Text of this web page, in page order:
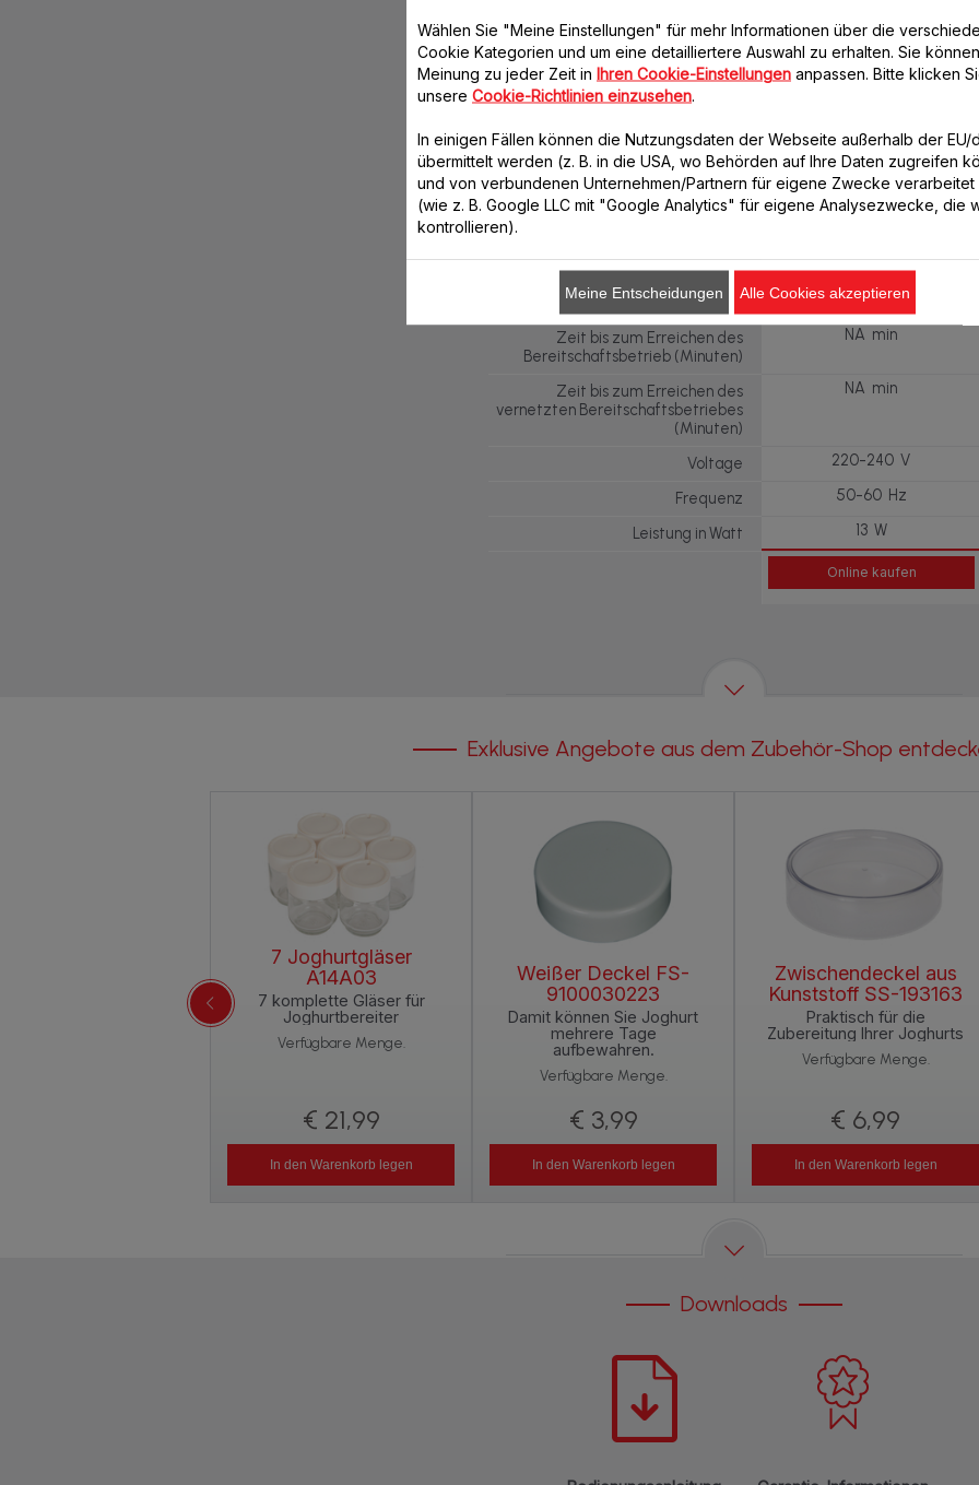
Spülmaschinengeeignet - Details
Gläser und Deckel
Farben
Rot & Weiß
(W)
Energieverbrauch -
Bereitschaftsbetriebes (W)
NA W
Zeit bis zum Erreichen des Aus-
Zustandes (Minuten)
Zeit bis zum Erreichen des
Bereitschaftsbetrieb (Minuten)
NA min
Zeit bis zum Erreichen des
vernetzten Bereitschaftsbetriebes
(Minuten)
NA min
Voltage
220-240 V
Frequenz
50-60 Hz
Leistung in Watt
13 W
Online kaufen
Exklusive Angebote aus dem Zubehör-Shop
7 Joghurtgläser
A14A03
7 komplette Gläser für
Joghurtbereiter
Verfügbare Menge.
€ 21,99
In den Warenkorb legen
Weißer Deckel FS-
9100030223
Damit können Sie Joghurt
mehrere Tage
aufbewahren.
Verfügbare Menge.
€ 3,99
In den Warenkorb legen
Zwischendeckel aus
Kunststoff SS-193163
Praktisch für die
Zubereitung Ihrer Joghurts
Verfügbare Menge.
€ 6,99
In den Warenkorb legen
Downloads
Wählen Sie "Meine Einstellungen" für mehr Informationen über die
Cookie Kategorien und um eine detailliertere Auswahl zu erhalten. Sie
Meinung zu jeder Zeit in Ihren Cookie-Einstellungen anpassen. Bitte klicken
unsere Cookie-Richtlinien einzusehen.
In einigen Fällen können die Nutzungsdaten der Webseite außerhalb der EU/
übermittelt werden (z. B. in die USA, wo Behörden auf Ihre Daten zugreifen
und von verbundenen Unternehmen/Partnern für eigene Zwecke
(wie z. B. Google LLC mit "Google Analytics" für eigene Analysezwecke, die
kontrollieren).
Meine Entscheidungen Alle Cookies akzeptieren